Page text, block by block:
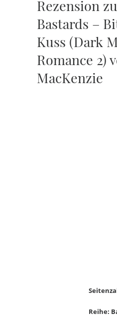
Rezension
Bastards –
Kuss (Dark
Romance 2)
MacKenzie
Reihe: